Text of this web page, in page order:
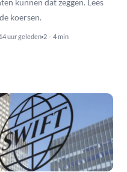
koersen.
14 uur geleden 2 – 4 min